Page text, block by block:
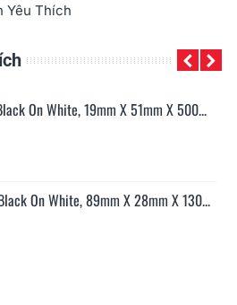
Yêu Thích
On White, 19mm X 51mm X 500...
On White, 89mm X 28mm X 130...